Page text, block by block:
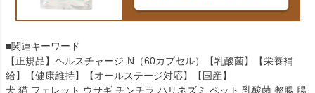
■関連キーワード
【正規品】ヘルスチャージ-N（60カプセル）【乳酸菌】【栄養補
給】【健康維持】【オールステージ対応】【国産】
犬 猫 フェレット ウサギ チンチラ ハリネズミ ペット 乳酸菌 整腸 腸